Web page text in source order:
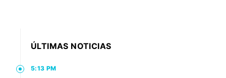
ÚLTIMAS NOTICIAS
5:13 PM